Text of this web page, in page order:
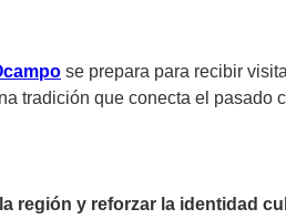
se prepara para recibir
tradición que conecta el pasado
región y reforzar la identidad